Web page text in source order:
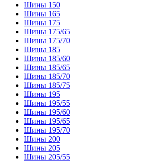
Шины 150
Шины 165
Шины 175
Шины 175/65
Шины 175/70
Шины 185
Шины 185/60
Шины 185/65
Шины 185/70
Шины 185/75
Шины 195
Шины 195/55
Шины 195/60
Шины 195/65
Шины 195/70
Шины 200
Шины 205
Шины 205/55